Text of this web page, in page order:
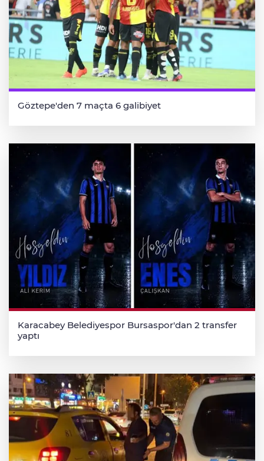
Göztepe'den 7 maçta 6 galibiyet
Karacabey Belediyespor Bursaspor'dan 2 transfer
yaptı